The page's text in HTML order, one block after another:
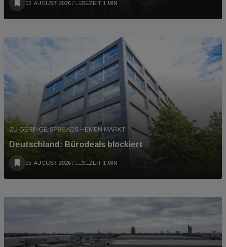
06. AUGUST 2026 / LESEZEIT 1 MIN
ZU GERINGE SPREADS HEMEN MARKT
Deutschland: Bürodeals blockiert
05. AUGUST 2026 / LESEZEIT 1 MIN